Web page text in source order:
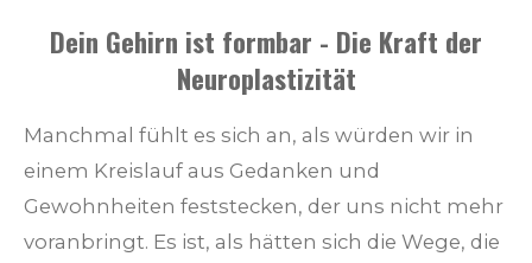
Dein Gehirn ist formbar - Die Kraft der
Neuroplastizität
Manchmal fühlt es sich an, als würden wir in
einem Kreislauf aus Gedanken und
Gewohnheiten feststecken, der uns nicht mehr
voranbringt. Es ist, als hätten sich die Wege, die